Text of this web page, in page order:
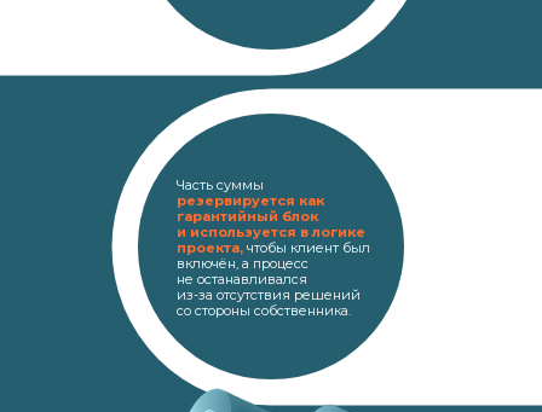
Часть суммы
резервируется как
гарантийный блок
и используется в логике
проекта, чтобы клиент был
включён, а процесс
не останавливался
из-за отсутствия решений
со стороны собственника.